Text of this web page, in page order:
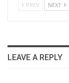
PREV NEXT
LEAVE A REPLY